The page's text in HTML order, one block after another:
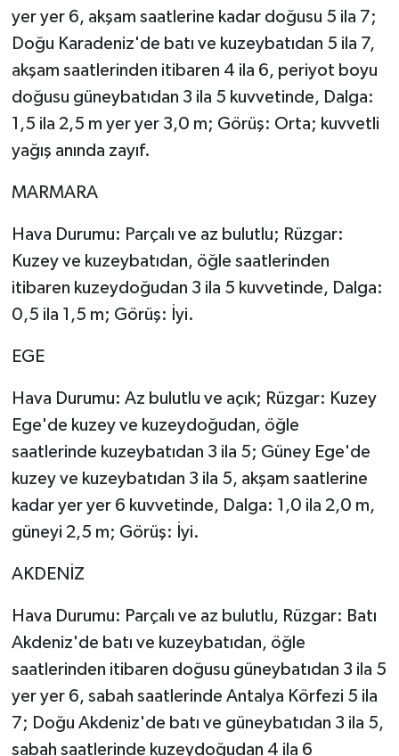
yer yer 6, akşam saatlerine kadar doğusu 5 ila 7;
Doğu Karadeniz'de batı ve kuzeybatıdan 5 ila 7,
akşam saatlerinden itibaren 4 ila 6, periyot boyu
doğusu güneybatıdan 3 ila 5 kuvvetinde, Dalga:
1,5 ila 2,5 m yer yer 3,0 m; Görüş: Orta; kuvvetli
yağış anında zayıf.
MARMARA
Hava Durumu: Parçalı ve az bulutlu; Rüzgar:
Kuzey ve kuzeybatıdan, öğle saatlerinden
itibaren kuzeydoğudan 3 ila 5 kuvvetinde, Dalga:
0,5 ila 1,5 m; Görüş: İyi.
EGE
Hava Durumu: Az bulutlu ve açık; Rüzgar: Kuzey
Ege'de kuzey ve kuzeydoğudan, öğle
saatlerinde kuzeybatıdan 3 ila 5; Güney Ege'de
kuzey ve kuzeybatıdan 3 ila 5, akşam saatlerine
kadar yer yer 6 kuvvetinde, Dalga: 1,0 ila 2,0 m,
güneyi 2,5 m; Görüş: İyi.
AKDENİZ
Hava Durumu: Parçalı ve az bulutlu, Rüzgar: Batı
Akdeniz'de batı ve kuzeybatıdan, öğle
saatlerinden itibaren doğusu güneybatıdan 3 ila 5
yer yer 6, sabah saatlerinde Antalya Körfezi 5 ila
7; Doğu Akdeniz'de batı ve güneybatıdan 3 ila 5,
sabah saatlerinde kuzeydoğudan 4 ila 6